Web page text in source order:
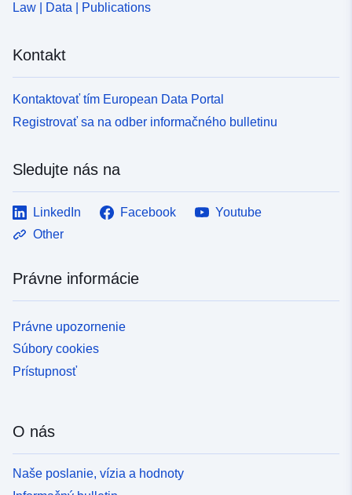
Law | Data | Publications
Kontakt
Kontaktovať tím European Data Portal
Registrovať sa na odber informačného bulletinu
Sledujte nás na
LinkedIn Facebook
Youtube
Other
Právne informácie
Právne upozornenie
Súbory cookies
Prístupnosť
O nás
Naše poslanie, vízia a hodnoty